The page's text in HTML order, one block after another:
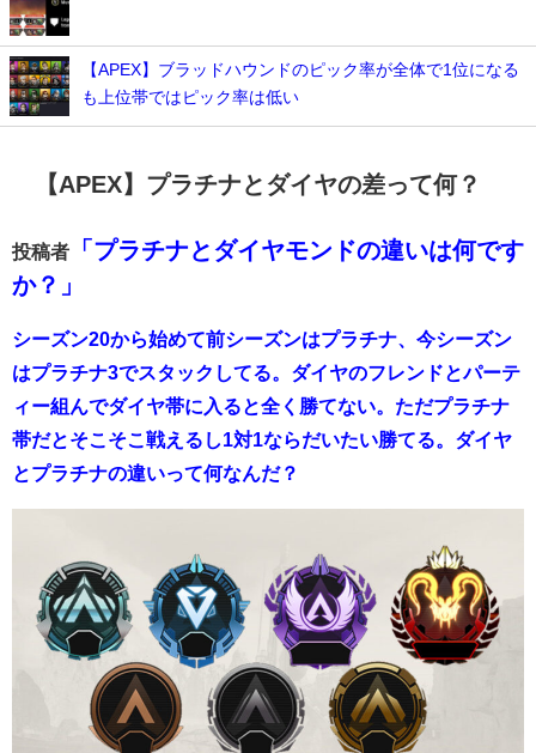
【APEX】ブラッドハウンドのピック率が全体で1位になる
も上位帯ではピック率は低い
【APEX】プラチナとダイヤの差って何？
投稿者
「プラチナとダイヤモンドの違いは何です
か？」
シーズン20から始めて前シーズンはプラチナ、今シーズン
はプラチナ3でスタックしてる。ダイヤのフレンドとパーテ
ィー組んでダイヤ帯に入ると全く勝てない。ただプラチナ
帯だとそこそこ戦えるし1対1ならだいたい勝てる。ダイヤ
とプラチナの違いって何なんだ？